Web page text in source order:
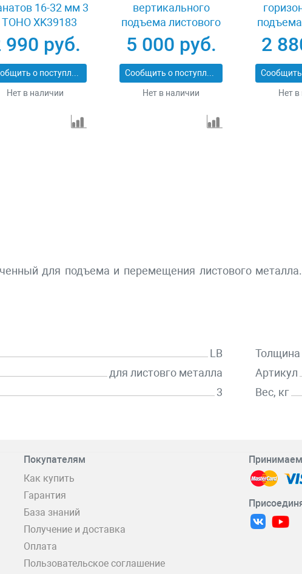
16-32 мм 3
TOHO XK39183
990 руб.
Сообщить о поступлении
Нет в наличии
вертикального
подъема листового
металла 3 т LB
DSQC-3.0
5 000 руб.
Сообщить о поступлении
Нет в наличии
металла
2
Нет в
для подъема и перемещения листового
LB
для листовго металла
3
Толщина
Артикул
Вес, кг
Покупателям
Как купить
Гарантия
База знаний
Получение и доставка
Оплата
Пользовательское соглашение